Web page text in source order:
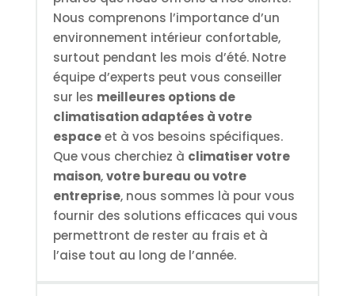
Nous comprenons l’importance d’un
environnement intérieur confortable,
surtout pendant les mois d’été. Notre
équipe d’experts peut vous conseiller
sur les meilleures options de
climatisation adaptées à votre
espaceet à vos besoins spécifiques.
Que vous cherchiez à climatiser votre
maison,votre bureau ou votre
entreprise, nous sommes là pour vous
fournir des solutions efficaces qui vous
permettront de rester au frais et à
l’aise tout au long de l’année.